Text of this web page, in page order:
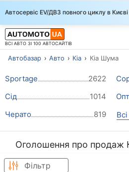
Автосервіс EV/ДВЗ повного циклу в Києві
ВСІ АВТО ЗІ 100 АВТОСАЙТІВ
Автобазар Авто Кіа Кіа Шума
Sportage 2622
Сід
1014
Черато
819
Оголошення про продаж
Фільтр